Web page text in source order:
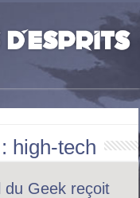
high-tech
du Geek reçoit